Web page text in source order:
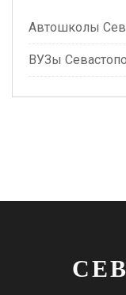
Автошколы
ВУЗы